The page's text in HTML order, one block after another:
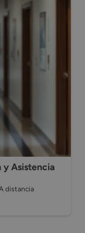
y Asistencia
distancia